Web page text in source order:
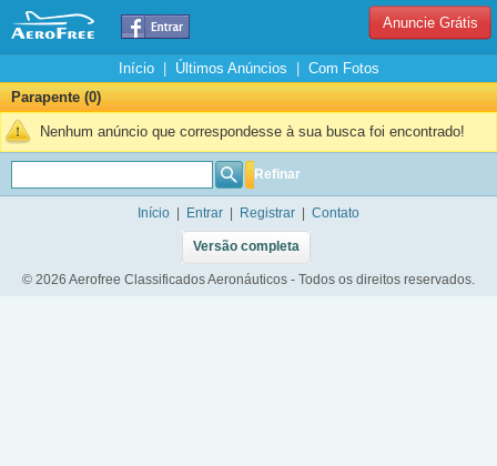
Anuncie Grátis
Início| Últimos Anúncios
Com Fotos
Parapente (0)
Nenhum anúncio que correspondesse à sua busca foi encontrado!
Refinar
Início Entrar Registrar Contato
Versão completa
© 2026 Aerofree Classificados Aeronáuticos - Todos os direitos reservados.